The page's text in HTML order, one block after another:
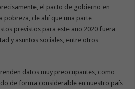
el pacto de gobierno en
pobreza, de ahí que una parte
previstos para este año 2020 fuera
y asuntos sociales, entre otros
datos muy preocupantes, como
de forma considerable en nuestro país